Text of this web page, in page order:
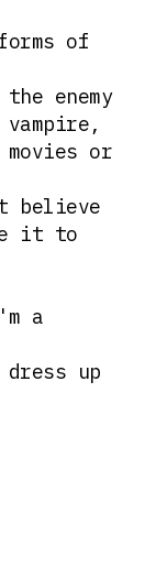
of
enemy
or
believe
it to
a
up